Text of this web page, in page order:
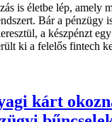
is életbe lép, amely
Bár a pénzügy
a készpénzt
ki a felelős fintech
kárt